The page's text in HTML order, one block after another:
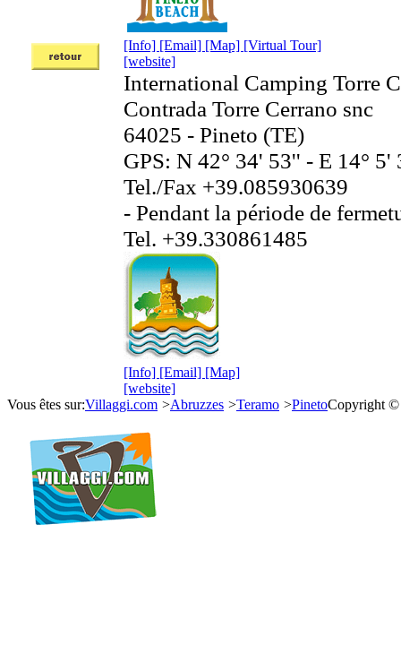
[Info] [Email] [Map] [Virtual Tour]
[website]
International Camping Torre
Contrada Torre Cerrano snc
64025 - Pineto (TE)
GPS: N 42° 34' 53'' - E 14° 5'
Tel./Fax +39.085930639
- Pendant la période de
Tel. +39.330861485
[Info] [Email] [Map]
[website]
Vous êtes sur:Villaggi.com >Abruzzes >Teramo >PinetoCopyright